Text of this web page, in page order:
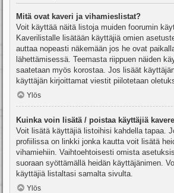
Mitä ovat kaveri ja vihamieslistat?
Voit käyttää näitä listoja muiden foorumin
Kaverilistalle lisätään käyttäjiä omien
auttaa nopeasti näkemään jos he ovat
lähettämisessä. Teemasta riippuen näiden
saatetaan myös korostaa. Jos lisäät
käyttäjän kirjoittamat viestit piilotetaan
Ylös
Kuinka voin lisätä / poistaa käyttäjiä
Voit lisätä käyttäjiä listoihisi kahdella tapaa.
profiilissa on linkki jonka kautta voit lisätä
vihamiehiin. Vaihtoehtoisesti omista
suoraan syöttämällä heidän käyttäjänimen.
käyttäjiä listaltasi samalta sivulta.
Ylös